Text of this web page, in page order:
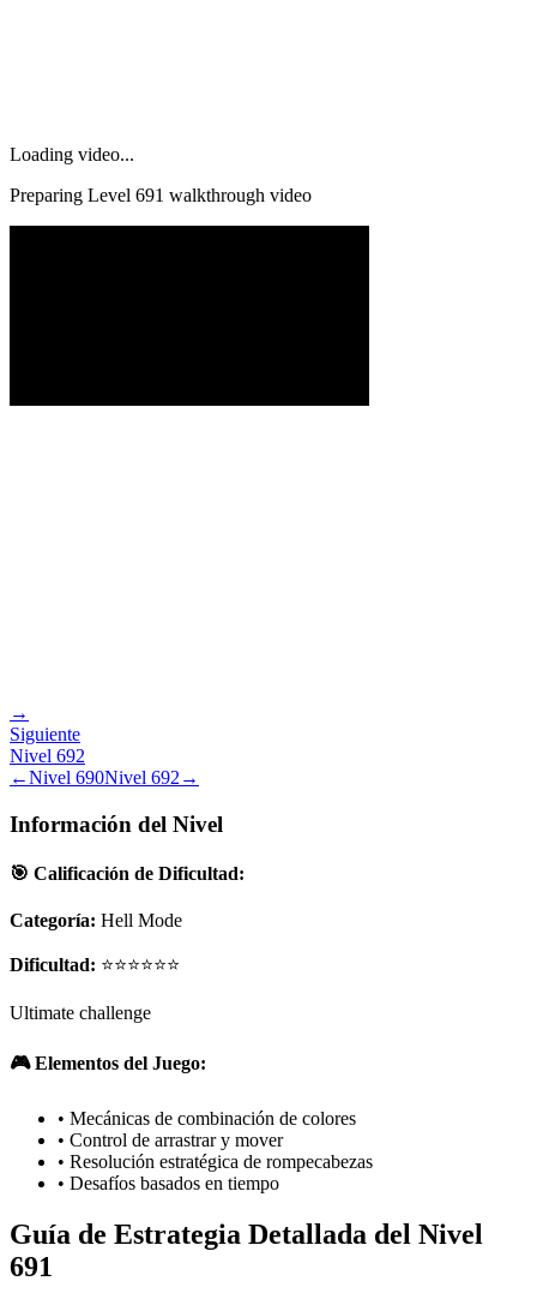
Loading video...
Preparing Level 691 walkthrough video
→
Siguiente
Nivel 692
←Nivel 690Nivel 692 →
Información del Nivel
🎯 Calificación de Dificultad:
Categoría: Hell Mode
Dificultad: ⭐⭐⭐⭐⭐⭐
Ultimate challenge
🎮 Elementos del Juego:
• Mecánicas de combinación de colores
• Control de arrastrar y mover
• Resolución estratégica de rompecabezas
• Desafíos basados en tiempo
Guía de Estrategia Detallada del Nivel
691